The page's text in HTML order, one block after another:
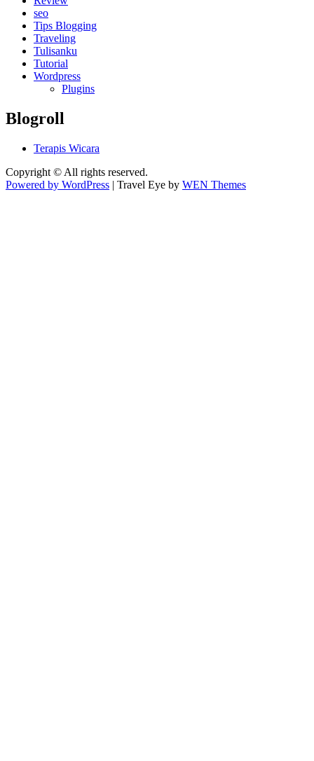
seo
Tips Blogging
Traveling
Tulisanku
Tutorial
Wordpress
Plugins
Blogroll
Terapis Wicara
Copyright © All rights reserved.
Powered by WordPress | Travel Eye by WEN Themes